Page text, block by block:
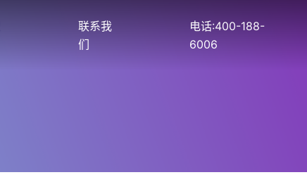
联系我
们
电话:400-188-
6006